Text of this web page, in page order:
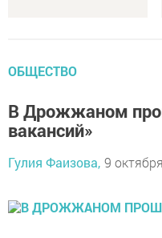
ОБЩЕСТВО
В Дрожжаном
вакансий»
Гулия Фаизова, 9